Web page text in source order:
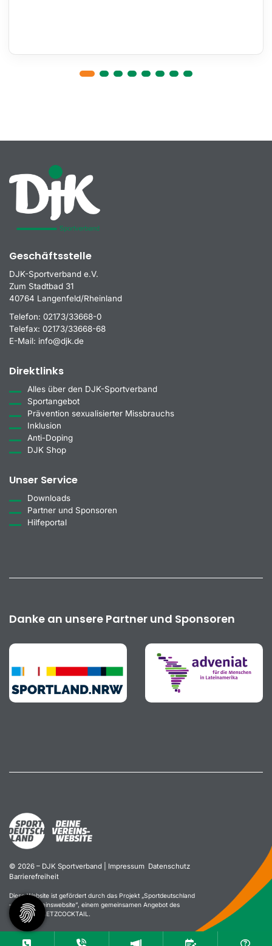
Geschäftsstelle
DJK-Sportverband e.V.
Zum Stadtbad 31
40764 Langenfeld/Rheinland
Telefon: 02173/33668-0
Telefax: 02173/33668-68
E-Mail: info@djk.de
Direktlinks
Alles über den DJK-Sportverband
Sportangebot
Prävention sexualisierter Missbrauchs
Inklusion
Anti-Doping
DJK Shop
Unser Service
Downloads
Partner und Sponsoren
Hilfeportal
Danke an unsere Partner und Sponsoren
© 2026 – DJK Sportverband | Impressum Datenschutz
Barrierefreiheit
Diese Website ist gefördert durch das Projekt „Sportdeutschland
– Deine Vereinswebsite”, einem gemeinsamen Angebot des
DOSB und NETZCOCKTAIL.